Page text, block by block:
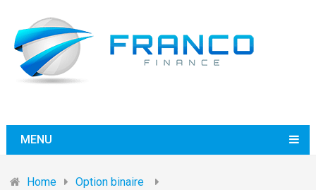
MENU
Home
Option binaire